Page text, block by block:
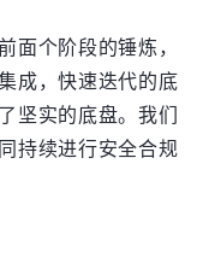
面个阶段的锤炼，
成，快速迭代的底
坚实的底盘。我们
持续进行安全合规